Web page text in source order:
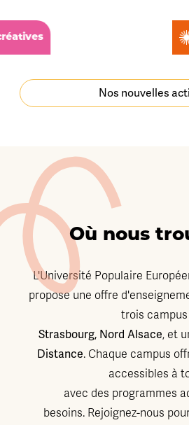
Activités
Nos nouvelles
Où nous
L'Université Populaire
propose une offre
trois campus
Strasbourg, Nord Alsace, et
Distance. Chaque campus
accessibles à
avec des programmes
besoins. Rejoignez-nous